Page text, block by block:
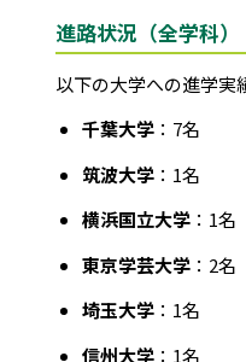
進路状況（全学科）
以下の大学への進学実
千葉大学 ：7名
筑波大学 ：1名
横浜国立大学 ：1名
東京学芸大学 ：2名
埼玉大学 ：1名
信州大学 ：1名